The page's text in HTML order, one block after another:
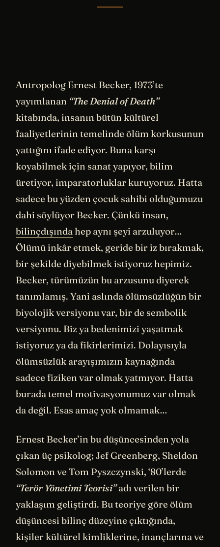
Antropolog Ernest Becker, 1973’te
yayımlanan “The Denial of Death”
kitabında, insanın bütün kültürel
faaliyetlerinin temelinde ölüm korkusunun
yattığını ifade ediyor. Buna karşı
koyabilmek için sanat yapıyor, bilim
üretiyor, imparatorluklar kuruyoruz. Hatta
sadece bu yüzden çocuk sahibi olduğumuzu
dahi söylüyor Becker. Çünkü insan,
bilinçdışında hep aynı şeyi arzuluyor…
Ölümü inkâr etmek, geride bir iz bırakmak,
bir şekilde diyebilmek istiyoruz hepimiz.
Becker, türümüzün bu arzusunu diyerek
tanımlamış. Yani aslında ölümsüzlüğün bir
biyolojik versiyonu var, bir de sembolik
versiyonu. Biz ya bedenimizi yaşatmak
istiyoruz ya da fikirlerimizi. Dolayısıyla
ölümsüzlük arayışımızın kaynağında
sadece fiziken var olmak yatmıyor. Hatta
burada temel motivasyonumuz var olmak
da değil. Esas amaç yok olmamak…
Ernest Becker’in bu düşüncesinden yola
çıkan üç psikolog; Jef Greenberg, Sheldon
Solomon ve Tom Pyszczynski, ‘80’lerde
“Terör Yönetimi Teorisi”adı verilen bir
yaklaşım geliştirdi. Bu teoriye göre ölüm
düşüncesi bilinç düzeyine çıktığında,
kişiler kültürel kimliklerine, inançlarına ve